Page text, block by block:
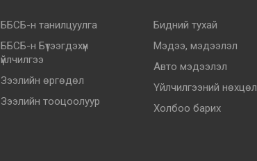
ББСБ-н танилцуулга
ББСБ-н Бүтээгдэхүүн
үйлчилгээ
Зээлийн өргөдөл
Зээлийн тооцоолуур
Бидний тухай
Мэдээ, мэдээлэл
Авто мэдээлэл
Үйлчилгээний нөхцөл
Холбоо барих